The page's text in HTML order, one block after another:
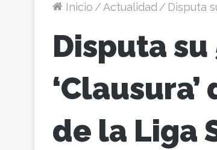
Inicio / Actualidad / Disputa
Disputa
de la Liga